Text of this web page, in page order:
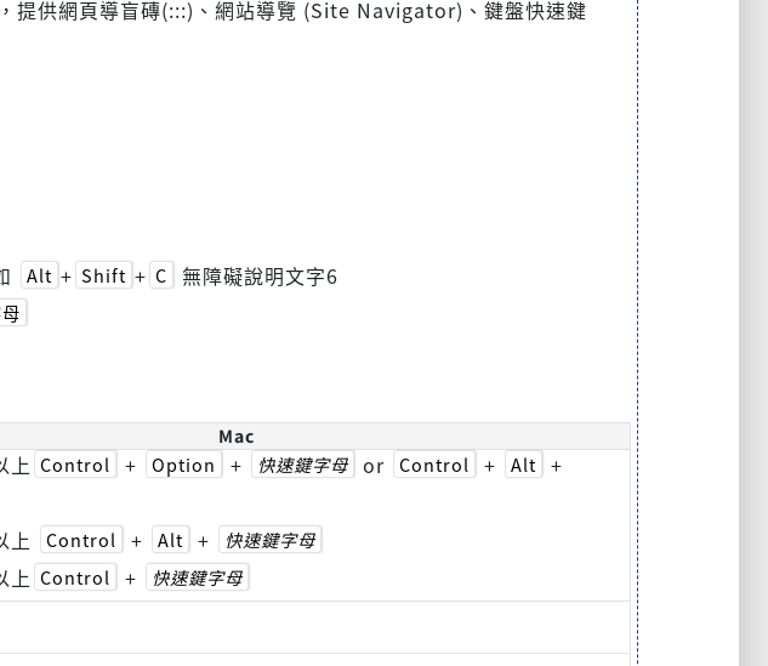
提供網頁導盲磚(:::)、網站導覽 (Site Navigator)、鍵盤快速鍵
Alt + Shift + C
無障礙說明文字6
Mac
上 Control + Option + 快速鍵字母 or Control + Alt +
上 Control + Alt + 快速鍵字母
上 Control + 快速鍵字母